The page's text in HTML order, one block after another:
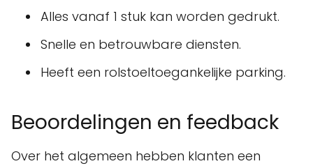
Alles vanaf 1 stuk kan worden gedrukt.
Snelle en betrouwbare diensten.
Heeft een rolstoeltoegankelijke parking.
Beoordelingen en feedback
Over het algemeen hebben klanten een